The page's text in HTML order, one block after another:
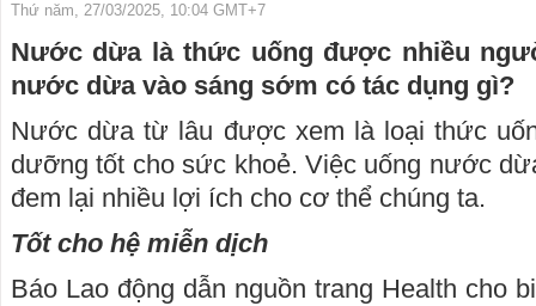
Thứ năm, 27/03/2025, 10:04 GMT+7
Nước dừa là thức uống được nhiều
nước dừa vào sáng sớm có tác dụng gì?
Nước dừa từ lâu được xem là loại thức
dưỡng tốt cho sức khoẻ. Việc uống nước
đem lại nhiều lợi ích cho cơ thể chúng ta.
Tốt cho hệ miễn dịch
Báo Lao động dẫn nguồn trang Health cho